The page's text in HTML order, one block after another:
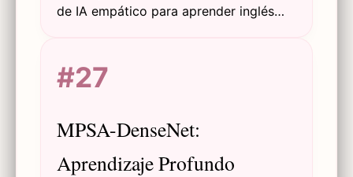
de IA empático para aprender inglés
adaptativas para mejorar la
perseverancia y resultados de
#27
MPSA-DenseNet:
Aprendizaje Profundo